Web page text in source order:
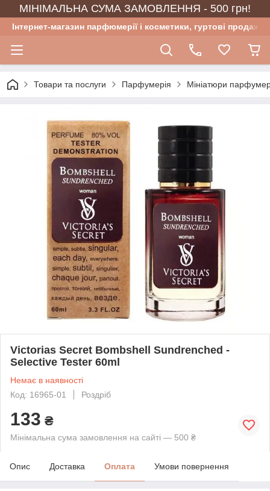
МІНІМАЛЬНА СУМА ЗАМОВЛЕННЯ - 500 грн!
Інтернет-магазин парфюмерії і косметики, гуртові продажі
Товари та послуги Парфумерія Мініатюри
Victorias Secret Bombshell Sundrenched -
Selective Tester 60ml
Немає в наявності
Код: 16965-01
Роздріб
133 ₴
Мінімальна сума замовлення на сайті — 500 ₴
Опис Доставка Оплата Умови повернення